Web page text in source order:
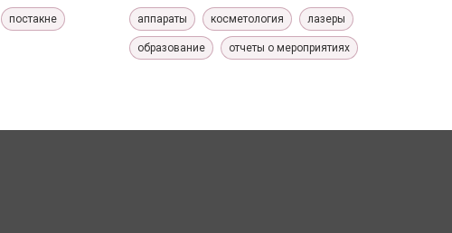
постакне аппараты косметология лазеры
образование отчеты о мероприятиях